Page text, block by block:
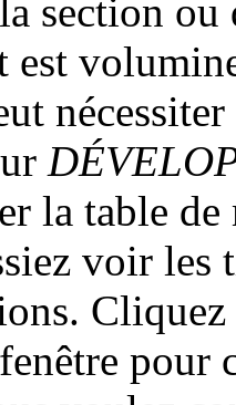
section
est
la table
voir les
pour